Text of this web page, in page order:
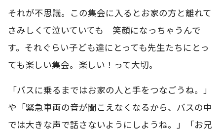
それが不思議。この集会に入るとお家の方と離れて
さみしくて泣いていても 笑顔になっちゃうんで
す。それぐらい子ども達にとっても先生たちにとっ
ても楽しい集会。楽しい！って大切。
「バスに乗るまではお家の人と手をつなごうね。」
や「緊急車両の音が聞こえなくなるから、バスの中
では大きな声で話さないようにしようね。」「お兄